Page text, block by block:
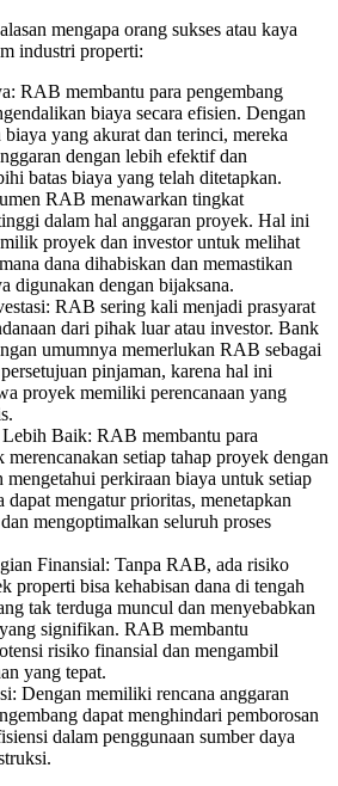
mengapa orang sukses atau kaya
industri properti:
RAB membantu para pengembang
biaya secara efisien. Dengan
yang akurat dan terinci, mereka
dengan lebih efektif dan
batas biaya yang telah ditetapkan.
RAB menawarkan tingkat
dalam hal anggaran proyek. Hal ini
proyek dan investor untuk melihat
dana dihabiskan dan memastikan
digunakan dengan bijaksana.
RAB sering kali menjadi prasyarat
dari pihak luar atau investor. Bank
umumnya memerlukan RAB sebagai
pinjaman, karena hal ini
proyek memiliki perencanaan yang
Lebih Baik: RAB membantu para
merencanakan setiap tahap proyek dengan
perkiraan biaya untuk setiap
dapat mengatur prioritas, menetapkan
mengoptimalkan seluruh proses
Finansial: Tanpa RAB, ada risiko
properti bisa kehabisan dana di tengah
tak terduga muncul dan menyebabkan
signifikan. RAB membantu
risiko finansial dan mengambil
yang tepat.
Dengan memiliki rencana anggaran
dapat menghindari pemborosan
dalam penggunaan sumber daya